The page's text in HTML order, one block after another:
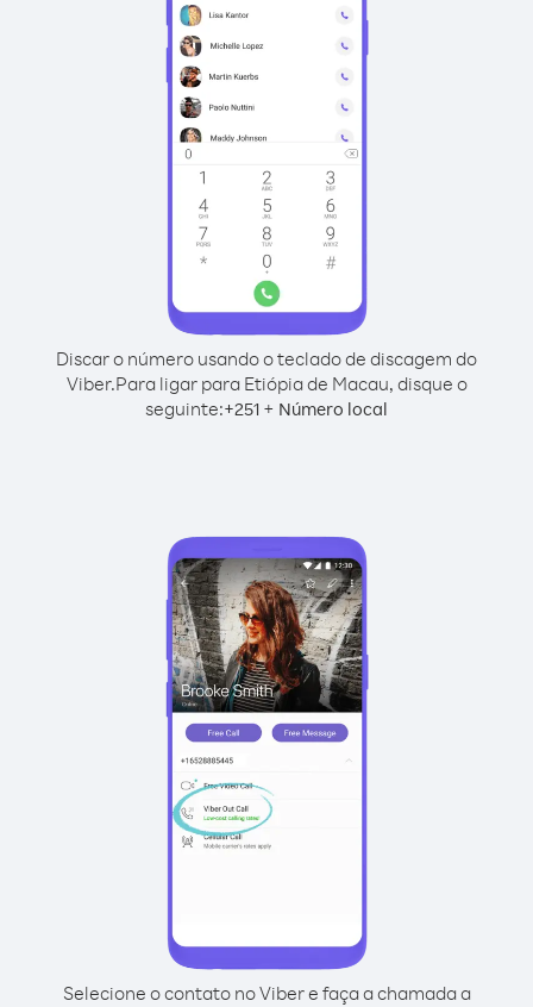
Discar o número usando o teclado de discagem do
Viber.Para ligar para Etiópia de Macau, disque o
seguinte:+251 + Número local
Selecione o contato no Viber e faça a chamada a